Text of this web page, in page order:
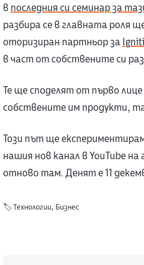
в последния си семинар за
разбира се в главната роля
оторизиран партньор за
в част от собствените си
Те ще споделят от първо
собствените им продукти,
Този път ще
нашия нов канал в YouTube на
отново там. Денят е 11
🏷️Технологии, Бизнес